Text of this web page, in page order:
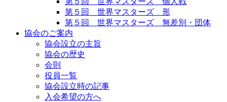
第５回 世界マスターズ 形
第５回 世界マスターズ 無差別・団体
協会のご案内
協会設立の主旨
協会の歴史
会則
役員一覧
協会設立時の記事
入会希望の方へ